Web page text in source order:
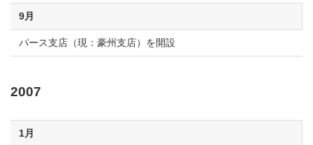
9月
パース支店（現：豪州支店）を開設
2007
1月